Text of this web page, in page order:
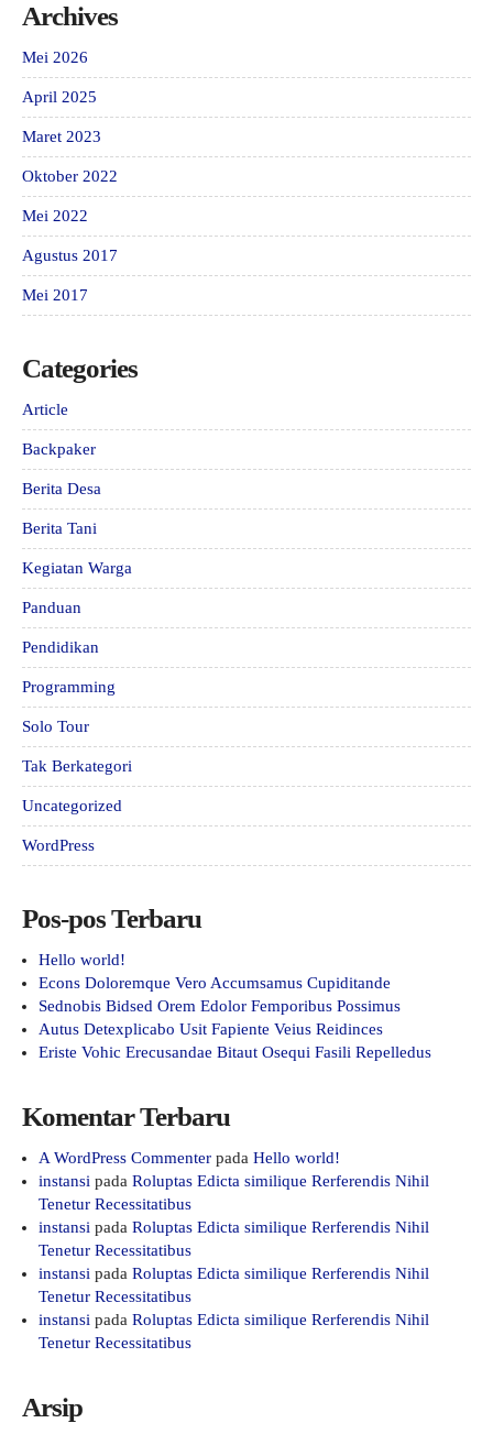
Archives
Mei 2026
April 2025
Maret 2023
Oktober 2022
Mei 2022
Agustus 2017
Mei 2017
Categories
Article
Backpaker
Berita Desa
Berita Tani
Kegiatan Warga
Panduan
Pendidikan
Programming
Solo Tour
Tak Berkategori
Uncategorized
WordPress
Pos-pos Terbaru
Hello world!
Econs Doloremque Vero Accumsamus Cupiditande
Sednobis Bidsed Orem Edolor Femporibus Possimus
Autus Detexplicabo Usit Fapiente Veius Reidinces
Eriste Vohic Erecusandae Bitaut Osequi Fasili Repelledus
Komentar Terbaru
A WordPress Commenter pada Hello world!
instansi pada Roluptas Edicta similique Rerferendis Nihil
Tenetur Recessitatibus
instansi pada Roluptas Edicta similique Rerferendis Nihil
Tenetur Recessitatibus
instansi pada Roluptas Edicta similique Rerferendis Nihil
Tenetur Recessitatibus
instansi pada Roluptas Edicta similique Rerferendis Nihil
Tenetur Recessitatibus
Arsip